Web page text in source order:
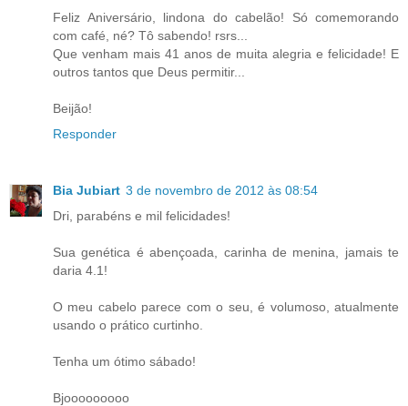
Feliz Aniversário, lindona do cabelão! Só comemorando
com café, né? Tô sabendo! rsrs...
Que venham mais 41 anos de muita alegria e felicidade! E
outros tantos que Deus permitir...
Beijão!
Responder
Bia Jubiart 3 de novembro de 2012 às 08:54
Dri, parabéns e mil felicidades!
Sua genética é abençoada, carinha de menina, jamais te
daria 4.1!
O meu cabelo parece com o seu, é volumoso, atualmente
usando o prático curtinho.
Tenha um ótimo sábado!
Bjooooooooo